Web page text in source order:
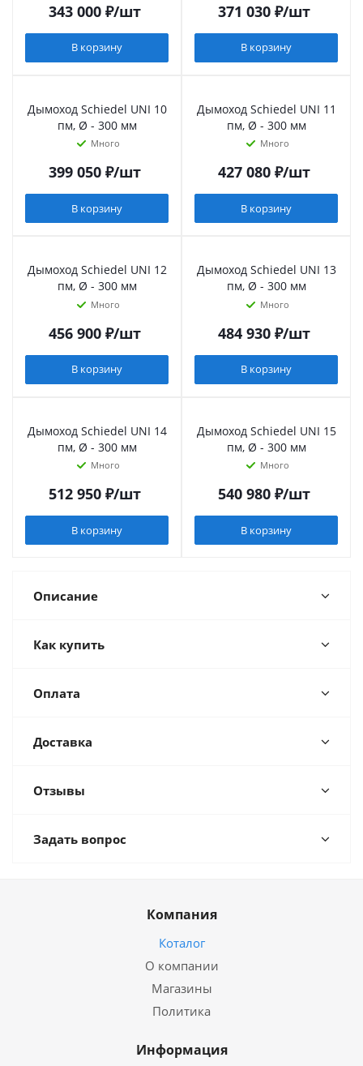
343 000₽/шт
В корзину
371 030₽/шт
В корзину
Дымоход Schiedel UNI 10
пм, Ø - 300 мм
Много
399 050₽/шт
В корзину
Дымоход Schiedel UNI 11
пм, Ø - 300 мм
Много
427 080₽/шт
В корзину
Дымоход Schiedel UNI 12
пм, Ø - 300 мм
Много
456 900₽/шт
В корзину
Дымоход Schiedel UNI 13
пм, Ø - 300 мм
Много
484 930₽/шт
В корзину
Дымоход Schiedel UNI 14
пм, Ø - 300 мм
Много
512 950₽/шт
В корзину
Дымоход Schiedel UNI 15
пм, Ø - 300 мм
Много
540 980₽/шт
В корзину
Описание
Как купить
Оплата
Доставка
Отзывы
Задать вопрос
Компания
Коталог
О компании
Магазины
Политика
Информация